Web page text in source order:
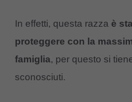
In effetti, questa razza è
proteggere con la
famiglia, per questo si
sconosciuti.